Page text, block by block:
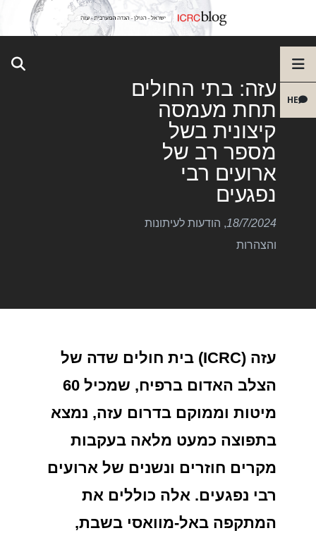
HE
עזה: בתי החולים
תחת מעמסה
קיצונית בשל
מספר רב של
ארועים רבי
נפגעים
18/7/2024
, הודעות לעיתונות
והצהרות
עזה (ICRC) בית חולים שדה של
הצלב האדום ברפיח, שמכיל 60
מיטות וממוקם בדרום עזה, נמצא
בתפוצה כמעט מלאה בעקבות
מקרים חוזרים ונשנים של ארועים
רבי נפגעים. אלה כוללים את
המתקפה באל-מוואסי בשבת,